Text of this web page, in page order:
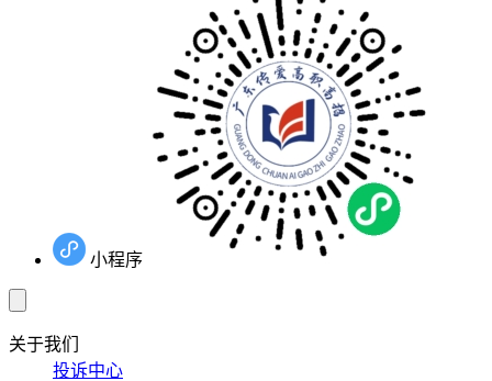
小程序
关于我们
投诉中心